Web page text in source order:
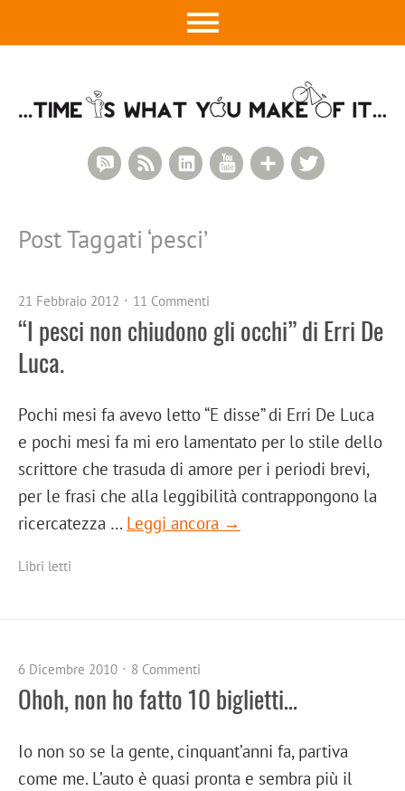
Google+
YouTube
LinkedIn
RSS Feed
RSS Comments
Post Taggati ‘pesci’
21 Febbraio 2012 11 Commenti
“I pesci non chiudono gli occhi” di Erri De
Luca.
Pochi mesi fa avevo letto “E disse” di Erri De Luca
e pochi mesi fa mi ero lamentato per lo stile dello
scrittore che trasuda di amore per i periodi brevi,
per le frasi che alla leggibilità contrappongono la
ricercatezza … Leggi ancora →
Libri letti
6 Dicembre 2010 8 Commenti
Ohoh, non ho fatto 10 biglietti…
Io non so se la gente, cinquant’anni fa, partiva
come me. L’auto è quasi pronta e sembra più il